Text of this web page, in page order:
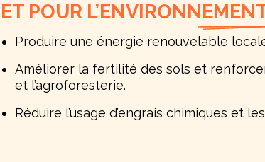
ET POUR
Produire une énergie renouvelable
Améliorer la fertilité des sols et
et l’agroforesterie.
Réduire l’usage d’engrais chimiques et